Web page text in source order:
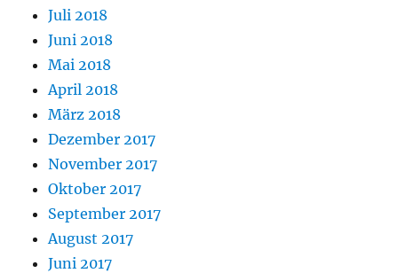
Juli 2018
Juni 2018
Mai 2018
April 2018
März 2018
Dezember 2017
November 2017
Oktober 2017
September 2017
August 2017
Juni 2017